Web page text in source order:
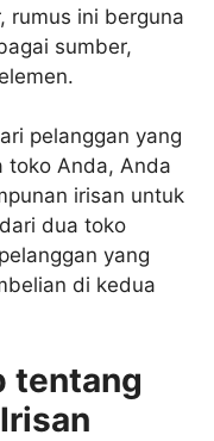
rumus ini berguna
sumber,
pelanggan yang
toko Anda, Anda
irisan untuk
dua toko
yang
di kedua
tentang